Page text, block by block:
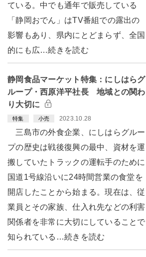
ている。中でも通年で販売している
「静岡おでん」はTV番組での露出の
影響もあり、県内にとどまらず、全国
的にも広…続きを読む
静岡食品マーケット特集：にしはらグ
ループ・西原洋平社長 地域との関わ
り大切に
特集 小売 2023.10.28
三島市の外食企業、にしはらグルー
プの歴史は戦後復興の最中、資材を運
搬していたトラックの運転手のために
国道1号線沿いに24時間営業の食堂を
開店したことから始まる。現在は、従
業員とその家族、仕入れ先などの利害
関係者を非常に大切にしていることで
知られている…続きを読む